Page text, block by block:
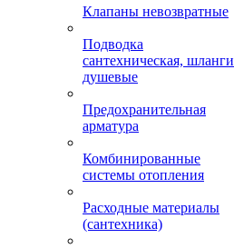
Клапаны невозвратные
Подводка
сантехническая, шланги
душевые
Предохранительная
арматура
Комбинированные
системы отопления
Расходные материалы
(сантехника)